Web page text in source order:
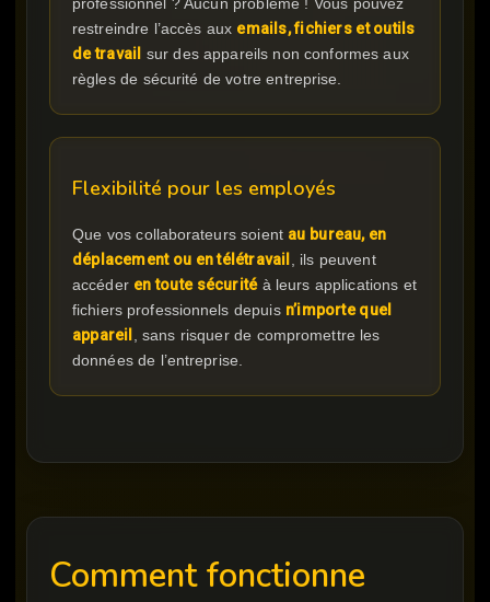
restreindre l’accès aux emails, fichiers et outils
de travail sur des appareils non conformes aux
règles de sécurité de votre entreprise.
Flexibilité pour les employés
Que vos collaborateurs soient au bureau, en
déplacement ou en télétravail
, ils peuvent
accéder en toute sécuritéà leurs applications et
fichiers professionnels depuis n’importe quel
appareil
, sans risquer de compromettre les
données de l’entreprise.
Comment fonctionne